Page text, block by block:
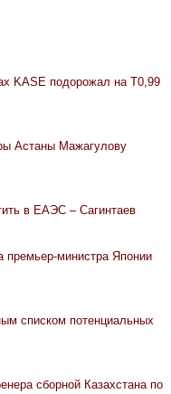
KASE подорожал на Т0,99
Астаны Мажагулову
в ЕАЭС – Сагинтаев
премьер-министра Японии
списком потенциальных
сборной Казахстана по